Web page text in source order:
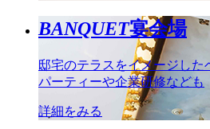
BANQUET宴会場
邸宅のテラスをイメージした
パーティーや企業研修なども
詳細をみる